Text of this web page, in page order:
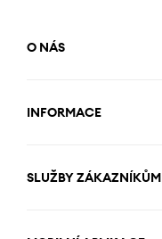
O NÁS
INFORMACE
SLUŽBY ZÁKAZNÍKŮM